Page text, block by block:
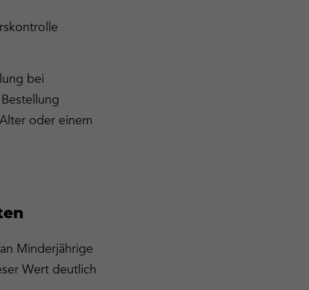
bei
oder einem
Minderjährige
Wert deutlich